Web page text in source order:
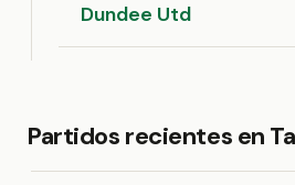
Dundee Utd
Partidos recientes en